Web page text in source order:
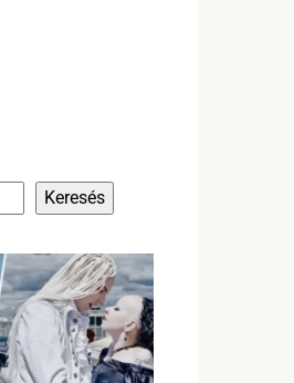
Keresés